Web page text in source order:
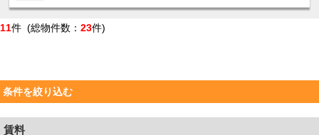
11件 (総物件数： 23件)
条件を絞り込む
賃料